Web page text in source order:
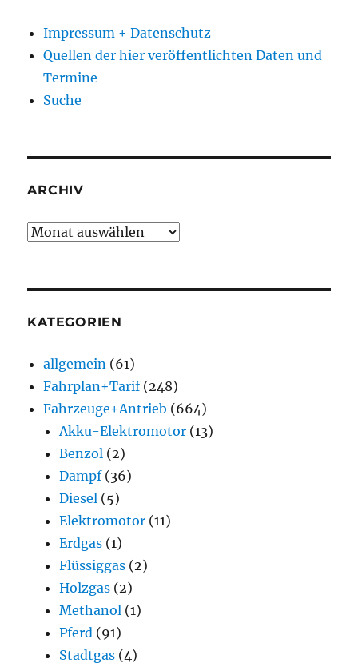
Impressum + Datenschutz
Quellen der hier veröffentlichten Daten und
Termine
Suche
ARCHIV
Archiv
KATEGORIEN
allgemein (61)
Fahrplan+Tarif(248)
Fahrzeuge+Antrieb (664)
Akku-Elektromotor (13)
Benzol (2)
Dampf(36)
Diesel (5)
Elektromotor (11)
Erdgas (1)
Flüssiggas (2)
Holzgas (2)
Methanol (1)
Pferd (91)
Stadtgas (4)